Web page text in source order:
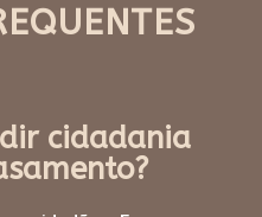
cidadania